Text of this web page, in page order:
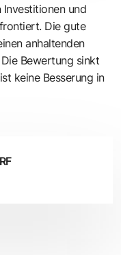
Investitionen und
Die gute
anhaltenden
Bewertung sinkt
keine Besserung in